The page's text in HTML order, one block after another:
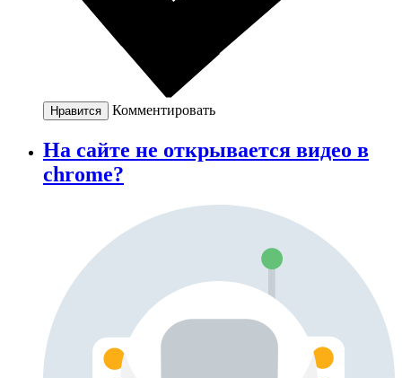
Нравится Комментировать
На сайте не открывается видео в
chrome?